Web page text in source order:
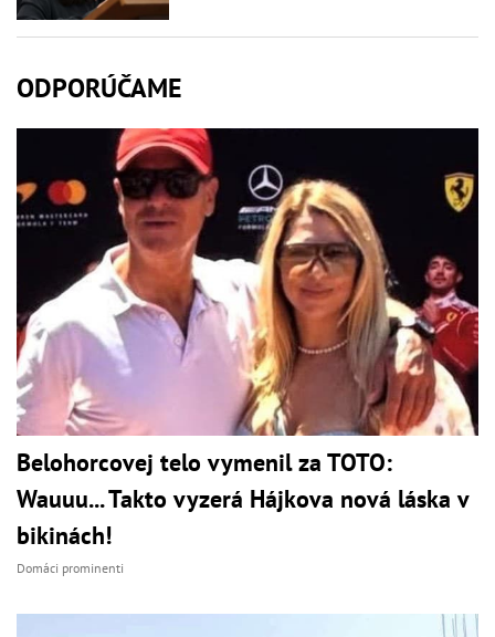
ODPORÚČAME
Belohorcovej telo vymenil za TOTO:
Wauuu... Takto vyzerá Hájkova nová láska v
bikinách!
Domáci prominenti